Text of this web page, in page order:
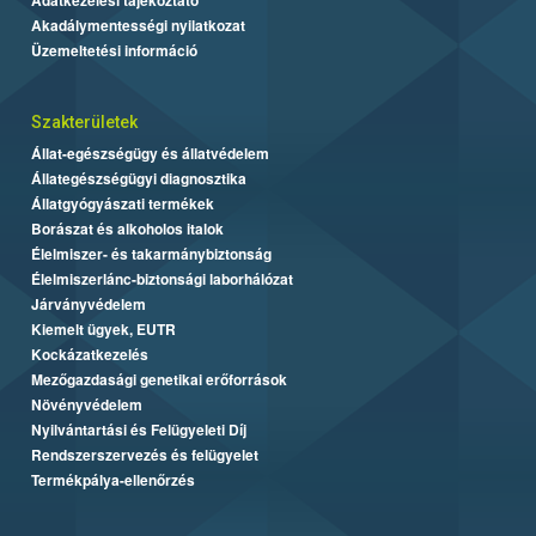
Akadálymentességi nyilatkozat
Üzemeltetési információ
Szakterületek
Állat-egészségügy és állatvédelem
Állategészségügyi diagnosztika
Állatgyógyászati termékek
Borászat és alkoholos italok
Élelmiszer- és takarmánybiztonság
Élelmiszerlánc-biztonsági laborhálózat
Járványvédelem
Kiemelt ügyek, EUTR
Kockázatkezelés
Mezőgazdasági genetikai erőforrások
Növényvédelem
Nyilvántartási és Felügyeleti Díj
Rendszerszervezés és felügyelet
Termékpálya-ellenőrzés